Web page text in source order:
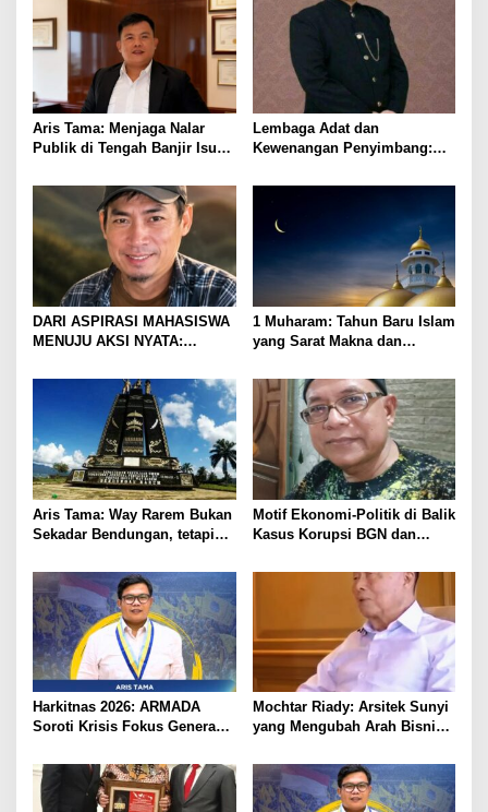
Aris Tama: Menjaga Nalar
Publik di Tengah Banjir Isu
Lembaga Adat dan
Kewenangan Penyimbang:
Kepemimpinan Adat
DARI ASPIRASI MAHASISWA
MENUJU AKSI NYATA:
BERTRANSFORMASI,
LAMPUNG UTARA
1 Muharam: Tahun Baru Islam
yang Sarat Makna dan
Aris Tama: Way Rarem Bukan
Sekadar Bendungan, tetapi
Peradaban Lampung
Motif Ekonomi-Politik di Balik
Kasus Korupsi BGN dan
Gratis
Harkitnas 2026: ARMADA
Soroti Krisis Fokus Generasi
Socialpreneur
Mochtar Riady: Arsitek Sunyi
yang Mengubah Arah Bisnis